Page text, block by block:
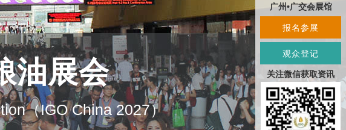
油展会
（IGO China 2027）
广州•广交会展馆
报名参展
观众登记
关注微信获取资讯